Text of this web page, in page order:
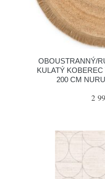
OBOUSTRANNÝ/
KULATÝ
200 CM
2